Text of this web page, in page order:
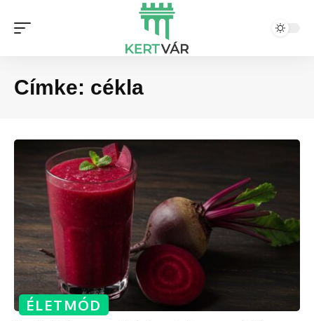
Címke: cékla
ÉLETMÓD